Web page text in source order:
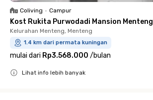
Coliving • Campur
Kost Rukita Purwodadi Mansion Menteng
Kelurahan Menteng, Menteng
1.4 km dari permata kuningan
mulai dari Rp3.568.000 /bulan
Lihat info lebih banyak